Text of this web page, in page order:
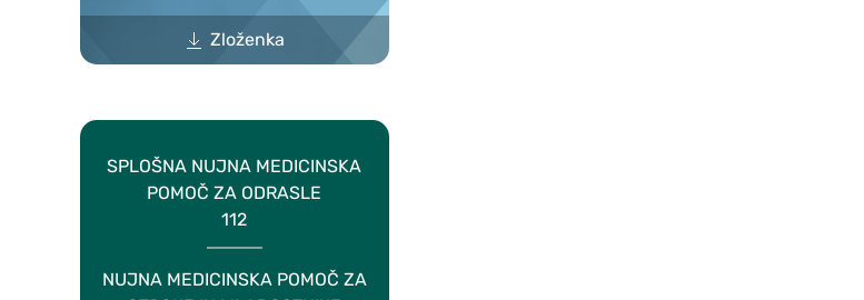
Zloženka
SPLOŠNA NUJNA MEDICINSKA
POMOČ ZA ODRASLE
112
NUJNA MEDICINSKA POMOČ ZA